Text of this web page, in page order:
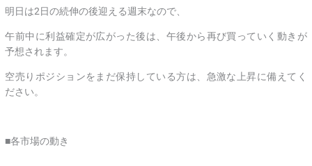
明日は2日の続伸の後迎える週末なので、
午前中に利益確定が広がった後は、午後から再び買っていく動きが
予想されます。
空売りポジションをまだ保持している方は、急激な上昇に備えてく
ださい。
■各市場の動き